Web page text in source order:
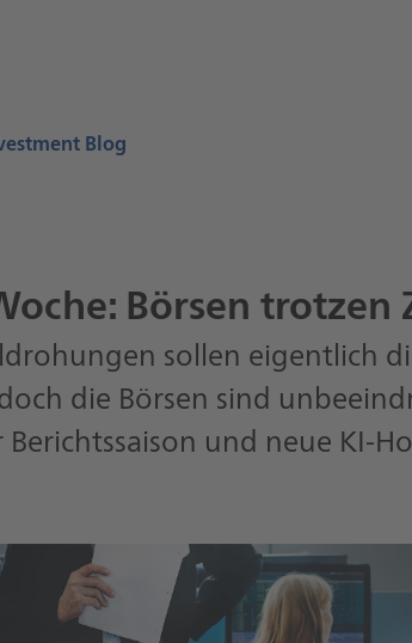
Blog
Börsen trotzen
sollen eigentlich
die Börsen sind
Berichtssaison und neue KI-